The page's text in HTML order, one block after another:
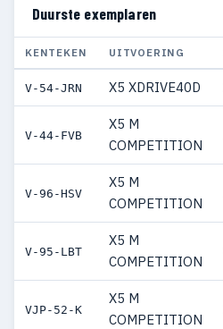
Duurste exemplaren
KENTEKEN UITVOERING
V-54-JRN X5 XDRIVE40D
V-44-FVB
X5 M
COMPETITION
V-96-HSV
X5 M
COMPETITION
V-95-LBT
X5 M
COMPETITION
VJP-52-K
X5 M
COMPETITION